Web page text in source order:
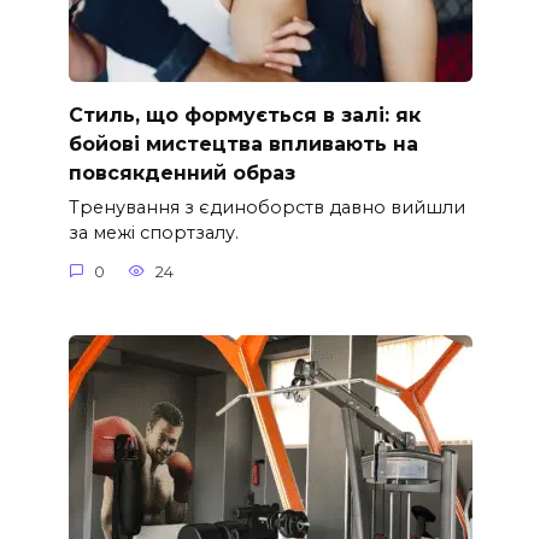
Стиль, що формується в залі: як
бойові мистецтва впливають на
повсякденний образ
Тренування з єдиноборств давно вийшли
за межі спортзалу.
0 24